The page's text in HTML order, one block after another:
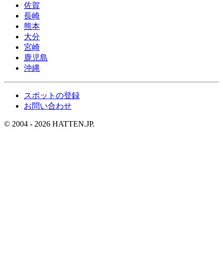
佐賀
長崎
熊本
大分
宮崎
鹿児島
沖縄
スポットの登録
お問い合わせ
© 2004 - 2026 HATTEN.JP.